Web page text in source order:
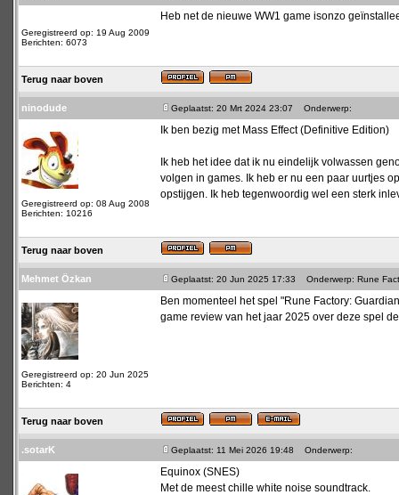
Geregistreerd op: 19 Aug 2009
Berichten: 6073
Heb net de nieuwe WW1 game isonzo
Terug naar boven
ninodude Geplaatst: 20 Mrt 2024 23:07 Onderwerp:
Geregistreerd op: 08 Aug 2008
Berichten: 10216
Ik ben bezig met Mass Effect (Definitive Edition)
Ik heb het idee dat ik nu eindelijk volwassen
volgen in games. Ik heb er nu een paar uurtjes
opstijgen. Ik heb tegenwoordig wel een sterk
Terug naar boven
Mehmet Özkan Geplaatst: 20 Jun 2025 17:33 Onderwerp: Rune
Geregistreerd op: 20 Jun 2025
Berichten: 4
Ben momenteel het spel "Rune Factory:
game review van het jaar 2025 over deze spel
Terug naar boven
.sotarK Geplaatst: 11 Mei 2026 19:48 Onderwerp:
Equinox (SNES)
Met de meest chille white noise soundtrack.